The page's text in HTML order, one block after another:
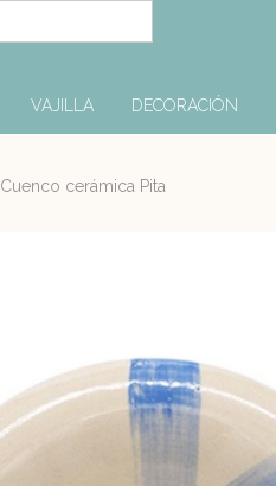
VAJILLA DECORACIÓN
Cuenco cerámica Pita